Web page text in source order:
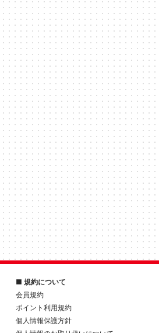
■ 規約について
会員規約
ポイント利用規約
個人情報保護方針